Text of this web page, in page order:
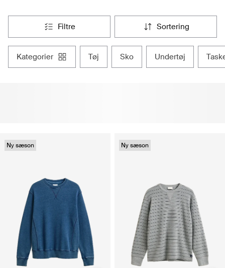
filtre sortering
kategorier tøj sko undertøj
Ny sæson Ny sæson